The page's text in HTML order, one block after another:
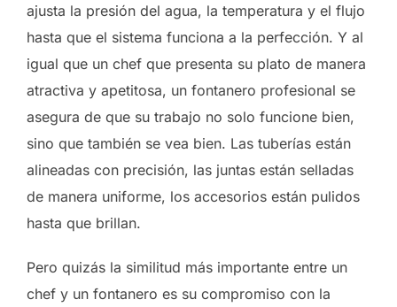
ajusta la presión del agua, la temperatura y el flujo
hasta que el sistema funciona a la perfección. Y al
igual que un chef que presenta su plato de manera
atractiva y apetitosa, un fontanero profesional se
asegura de que su trabajo no solo funcione bien,
sino que también se vea bien. Las tuberías están
alineadas con precisión, las juntas están selladas
de manera uniforme, los accesorios están pulidos
hasta que brillan.
Pero quizás la similitud más importante entre un
chef y un fontanero es su compromiso con la